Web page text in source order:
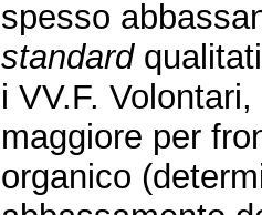
spesso
standard
i VV.F.
maggiore per
organico